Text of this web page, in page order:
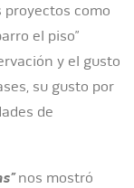
proyectos como
el piso”
y el gusto
su gusto por
de
nos mostró